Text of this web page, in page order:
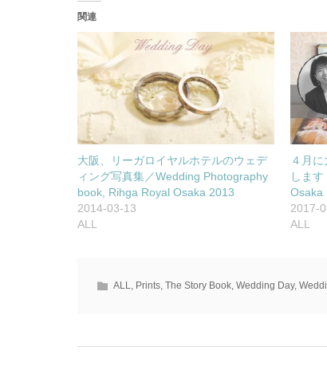
関連
大阪、リーガロイヤルホテルのウェデ
ィング写真集／Wedding Photography
book, Rihga Royal Osaka 2013
2014-03-13
ALL
４月
しま
Osaka
2017-
ALL
ALL, Prints, The Story Book, Wedding Day,